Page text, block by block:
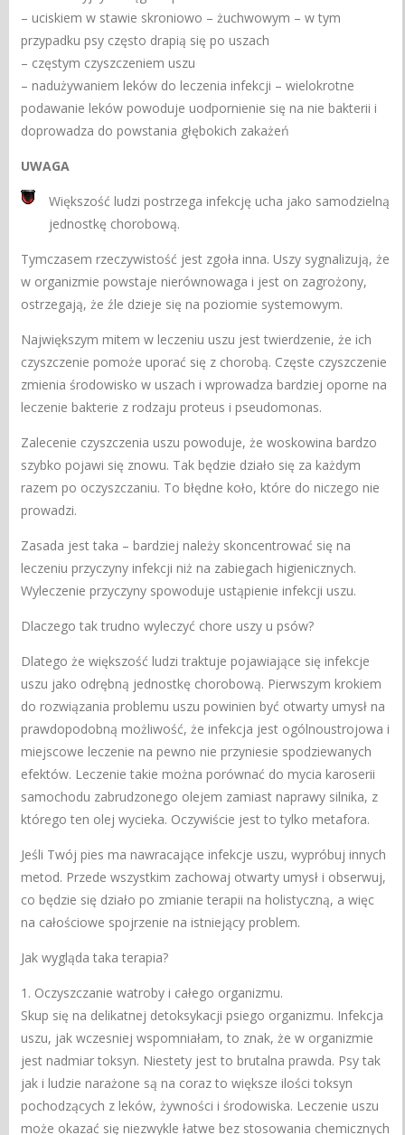
– uciskiem w stawie skroniowo – żuchwowym – w tym
przypadku psy często drapią się po uszach
– częstym czyszczeniem uszu
– nadużywaniem leków do leczenia infekcji – wielokrotne
podawanie leków powoduje uodpornienie się na nie bakterii i
doprowadza do powstania głębokich zakażeń
UWAGA
Większość ludzi postrzega infekcję ucha jako samodzielną
jednostkę chorobową.
Tymczasem rzeczywistość jest zgoła inna. Uszy sygnalizują, że
w organizmie powstaje nierównowaga i jest on zagrożony,
ostrzegają, że źle dzieje się na poziomie systemowym.
Największym mitem w leczeniu uszu jest twierdzenie, że ich
czyszczenie pomoże uporać się z chorobą. Częste czyszczenie
zmienia środowisko w uszach i wprowadza bardziej oporne na
leczenie bakterie z rodzaju proteus i pseudomonas.
Zalecenie czyszczenia uszu powoduje, że woskowina bardzo
szybko pojawi się znowu. Tak będzie działo się za każdym
razem po oczyszczaniu. To błędne koło, które do niczego nie
prowadzi.
Zasada jest taka – bardziej należy skoncentrować się na
leczeniu przyczyny infekcji niż na zabiegach higienicznych.
Wyleczenie przyczyny spowoduje ustąpienie infekcji uszu.
Dlaczego tak trudno wyleczyć chore uszy u psów?
Dlatego że większość ludzi traktuje pojawiające się infekcje
uszu jako odrębną jednostkę chorobową. Pierwszym krokiem
do rozwiązania problemu uszu powinien być otwarty umysł na
prawdopodobną możliwość, że infekcja jest ogólnoustrojowa i
miejscowe leczenie na pewno nie przyniesie spodziewanych
efektów. Leczenie takie można porównać do mycia karoserii
samochodu zabrudzonego olejem zamiast naprawy silnika, z
którego ten olej wycieka. Oczywiście jest to tylko metafora.
Jeśli Twój pies ma nawracające infekcje uszu, wypróbuj innych
metod. Przede wszystkim zachowaj otwarty umysł i obserwuj,
co będzie się działo po zmianie terapii na holistyczną, a więc
na całościowe spojrzenie na istniejący problem.
Jak wygląda taka terapia?
1. Oczyszczanie watroby i całego organizmu.
Skup się na delikatnej detoksykacji psiego organizmu. Infekcja
uszu, jak wczesniej wspomniałam, to znak, że w organizmie
jest nadmiar toksyn. Niestety jest to brutalna prawda. Psy tak
jak i ludzie narażone są na coraz to większe ilości toksyn
pochodzących z leków, żywności i środowiska. Leczenie uszu
może okazać się niezwykle łatwe bez stosowania chemicznych